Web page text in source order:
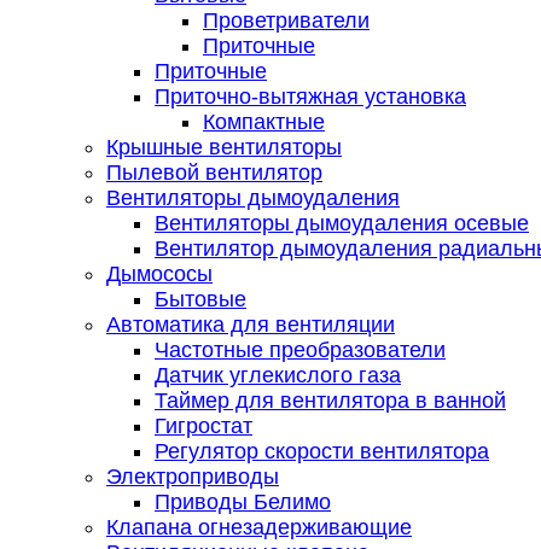
Проветриватели
Приточные
Приточные
Приточно-вытяжная установка
Компактные
Крышные вентиляторы
Пылевой вентилятор
Вентиляторы дымоудаления
Вентиляторы дымоудаления осевые
Вентилятор дымоудаления
Дымососы
Бытовые
Автоматика для вентиляции
Частотные преобразователи
Датчик углекислого газа
Таймер для вентилятора в ванной
Гигростат
Регулятор скорости вентилятора
Электроприводы
Приводы Белимо
Клапана огнезадерживающие